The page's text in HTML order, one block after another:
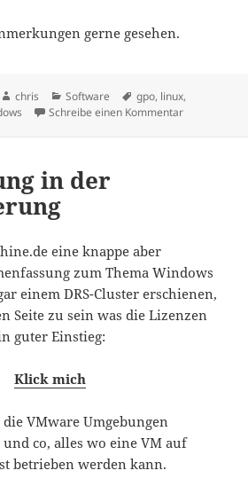
gerne gesehen.
Autor
chris Kategorien
Software Schlagwörter
gpo, linux,
Schreibe einen Kommentarzu Neue
in der
eine knappe aber
zum Thema Windows
einem DRS-Cluster erschienen,
Seite zu sein was die Lizenzen
guter Einstieg:
Klick mich
VMware Umgebungen
co, alles wo eine VM auf
betrieben werden kann.